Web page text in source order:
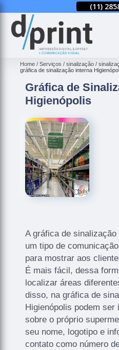
(11)
Home Serviços sinalização
gráfica de sinalização interna
Gráfica de
Higienópolis
A gráfica de
um tipo de
para mostrar aos
É mais fácil, dessa
localizar áreas
disso, na gráfica de
Higienópolis podem
sobre o próprio
seu nome, logotipo e
contato como número